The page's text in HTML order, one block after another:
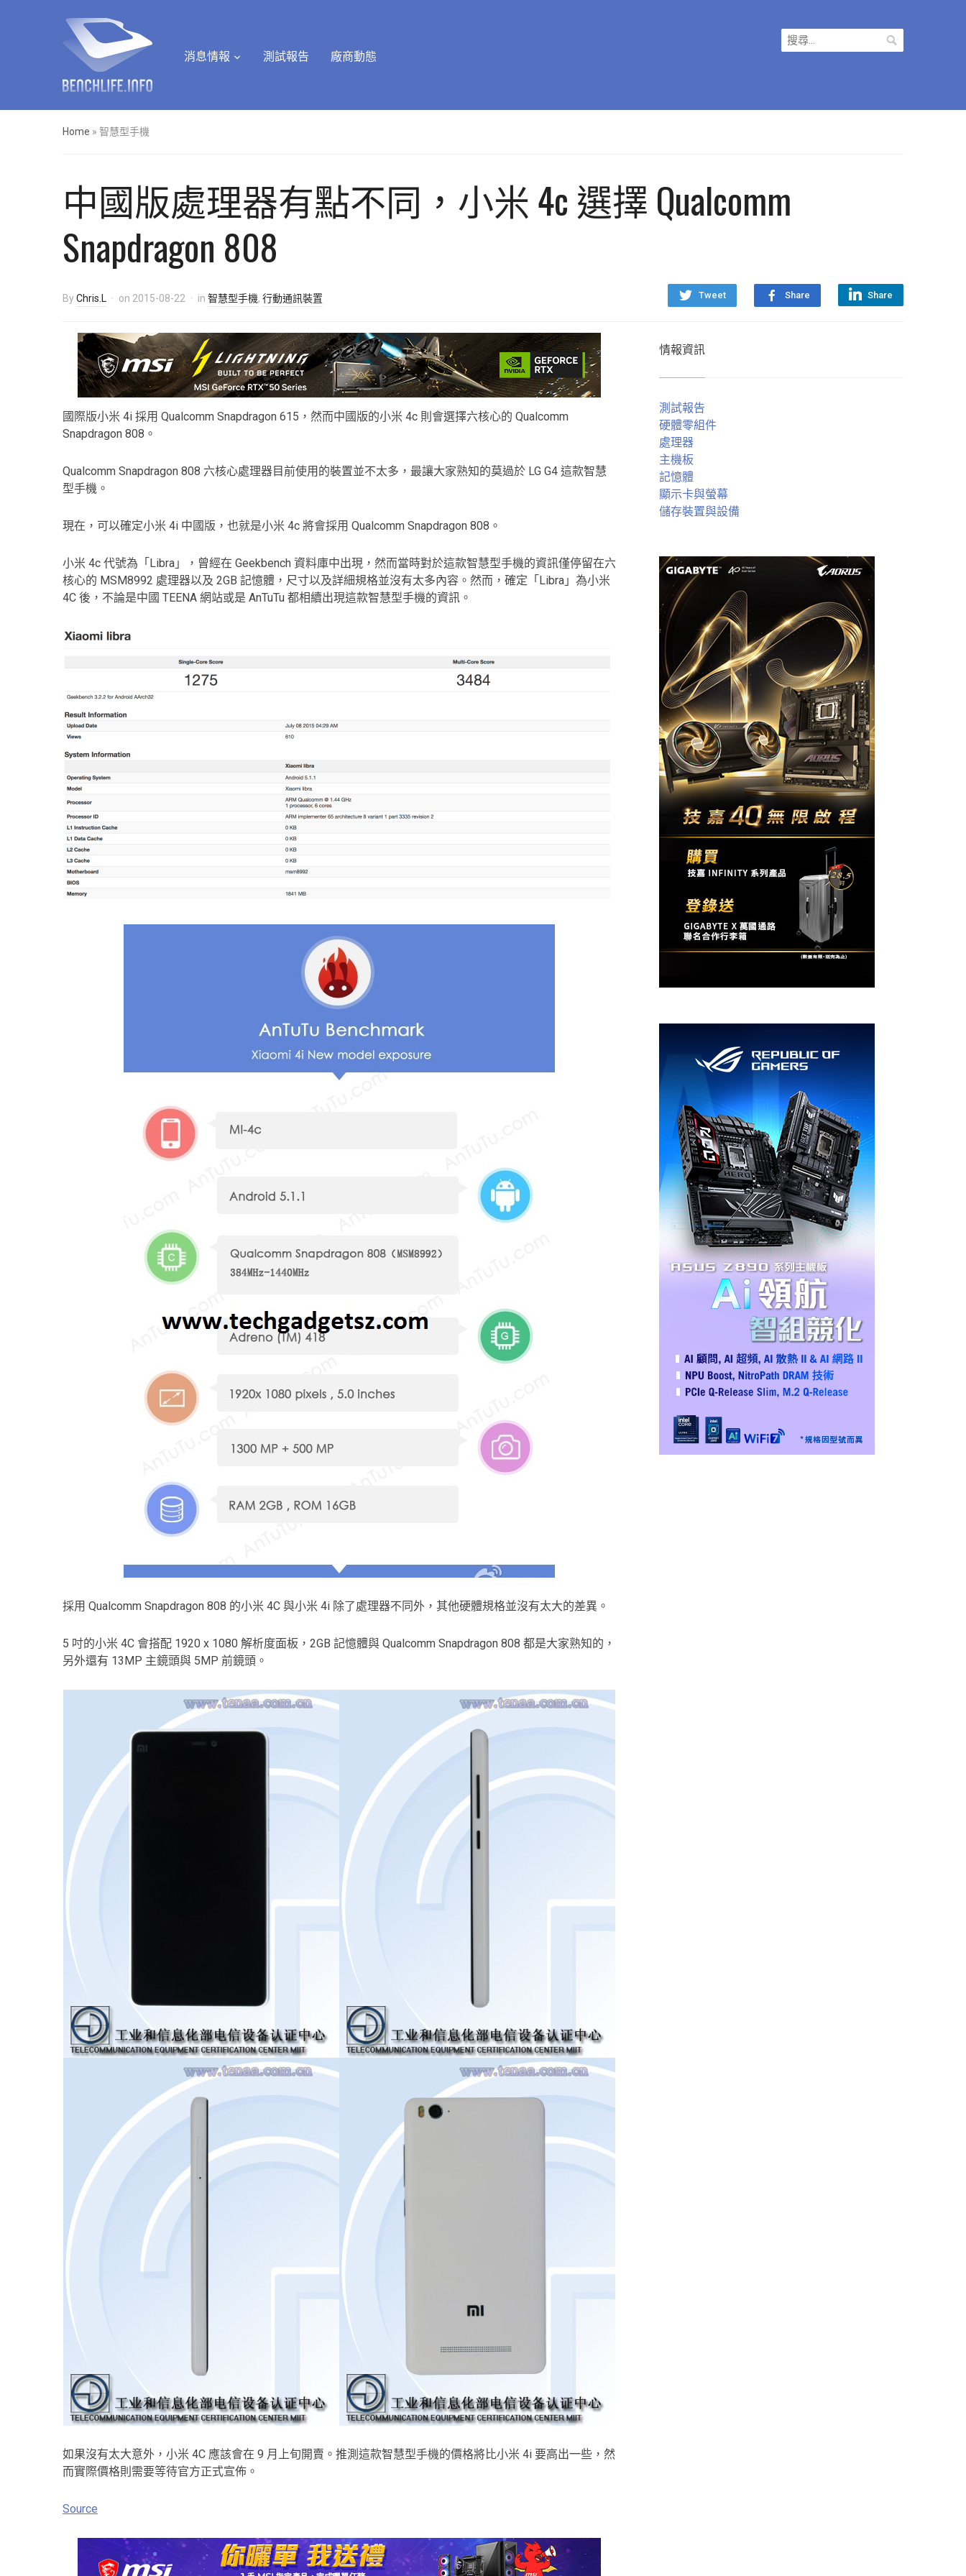
消息情報 測試報告 廠商動態
搜
尋
Home » 智慧型手機
中國版處理器有點不同，小米 4c 選擇 Qualcomm
Snapdragon 808
Tweet Share Share
ByChris.L on 2015-08-22 in 智慧型手機, 行動通訊裝置
國際版小米 4i 採用 Qualcomm Snapdragon 615，然而中國版的小米 4c 則會選擇六核心的 Qualcomm
Snapdragon 808。
Qualcomm Snapdragon 808 六核心處理器目前使用的裝置並不太多，最讓大家熟知的莫過於 LG G4 這款智慧
型手機。
現在，可以確定小米 4i 中國版，也就是小米 4c 將會採用 Qualcomm Snapdragon 808。
小米 4c 代號為「Libra」，曾經在 Geekbench 資料庫中出現，然而當時對於這款智慧型手機的資訊僅停留在六
核心的 MSM8992 處理器以及 2GB 記憶體，尺寸以及詳細規格並沒有太多內容。然而，確定「Libra」為小米
4C 後，不論是中國 TEENA 網站或是 AnTuTu 都相續出現這款智慧型手機的資訊。
採用 Qualcomm Snapdragon 808 的小米 4C 與小米 4i 除了處理器不同外，其他硬體規格並沒有太大的差異。
5 吋的小米 4C 會搭配 1920 x 1080 解析度面板，2GB 記憶體與 Qualcomm Snapdragon 808 都是大家熟知的，
另外還有 13MP 主鏡頭與 5MP 前鏡頭。
如果沒有太大意外，小米 4C 應該會在 9 月上旬開賣。推測這款智慧型手機的價格將比小米 4i 要高出一些，然
而實際價格則需要等待官方正式宣佈。
Source
情報資訊
測試報告
硬體零組件
處理器
主機板
記憶體
顯示卡與螢幕
儲存裝置與設備